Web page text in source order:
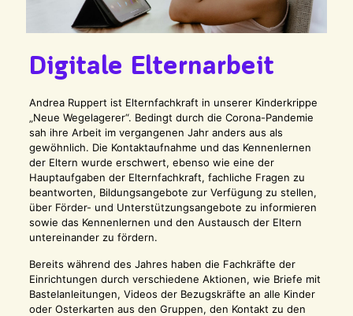
Digitale Elternarbeit
Andrea Ruppert ist Elternfachkraft in unserer Kinderkrippe
„Neue Wegelagerer“. Bedingt durch die Corona-Pandemie
sah ihre Arbeit im vergangenen Jahr anders aus als
gewöhnlich. Die Kontaktaufnahme und das Kennenlernen
der Eltern wurde erschwert, ebenso wie eine der
Hauptaufgaben der Elternfachkraft, fachliche Fragen zu
beantworten, Bildungsangebote zur Verfügung zu stellen,
über Förder- und Unterstützungsangebote zu informieren
sowie das Kennenlernen und den Austausch der Eltern
untereinander zu fördern.
Bereits während des Jahres haben die Fachkräfte der
Einrichtungen durch verschiedene Aktionen, wie Briefe mit
Bastelanleitungen, Videos der Bezugskräfte an alle Kinder
oder Osterkarten aus den Gruppen, den Kontakt zu den